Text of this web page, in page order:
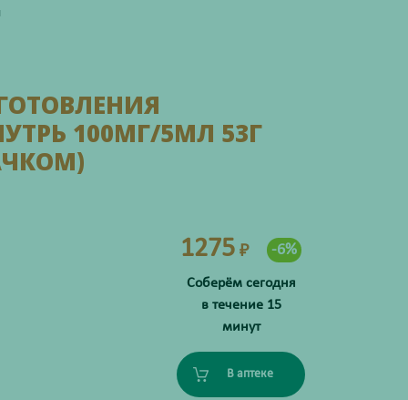
100МГ/5МЛ 53Г
1275 ₽ -6%
Соберём сегодня
в течение 15
минут
В аптеке